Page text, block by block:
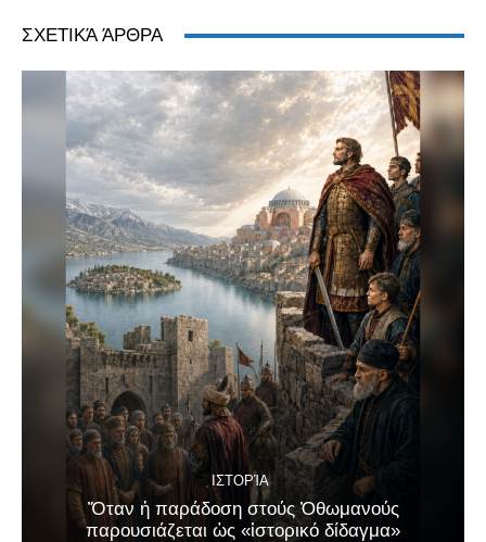
ΣΧΕΤΙΚΆ ΆΡΘΡΑ
ΙΣΤΟΡΊΑ
Ὅταν ἡ παράδοση στούς Ὀθωμανούς
παρουσιάζεται ὡς «ἱστορικό δίδαγμα»